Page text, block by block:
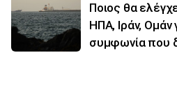
Ποιος θα
ΗΠΑ, Ιράν, Ομάν
συμφωνία που